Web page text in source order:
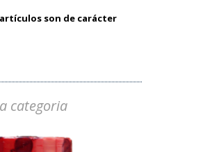
son de carácter
categoria